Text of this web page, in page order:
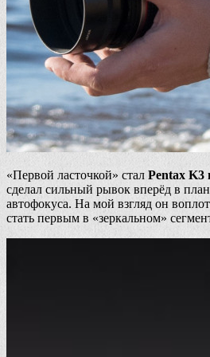
«Первой ласточкой» стал Pentax
сделал сильный рывок вперёд в
автофокуса. На мой взгляд он
стать первым в «зеркальном»